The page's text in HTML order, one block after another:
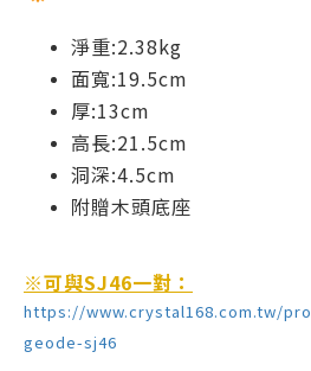
淨重:2.38kg
面寬:19.5cm
厚:13cm
高長:21.5cm
洞深:4.5cm
附贈木頭底座
※可與SJ46一對：
https://www.crystal168.com.tw/
geode-sj46